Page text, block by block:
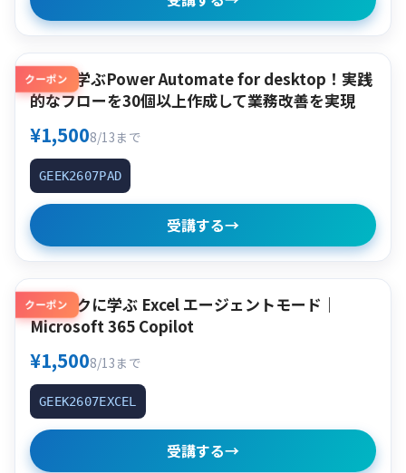
クーポン
作って学ぶPower Automate for desktop！実践
的なフローを30個以上作成して業務改善を実現
¥1,5008/13まで
GEEK2607PAD
受講する→
クーポン
クイックに学ぶ Excel エージェントモード｜
Microsoft 365 Copilot
¥1,5008/13まで
GEEK2607EXCEL
受講する→